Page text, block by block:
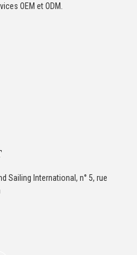
OEM et ODM.
Sailing International, n° 5, rue